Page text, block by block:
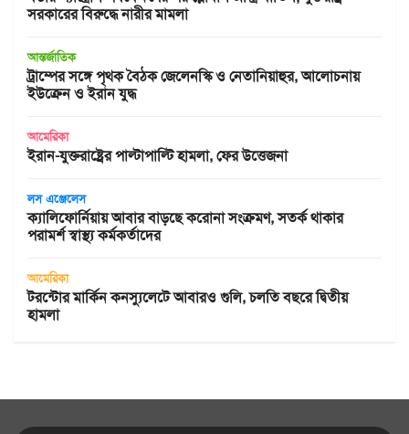
সরকারের বিরুদ্ধে নারীর মামলা
আন্তর্জাতিক
ট্রাম্পের সঙ্গে পৃথক বৈঠক জেলেনস্কি ও নেতানিয়াহুর, আলোচনায়
ইউক্রেন ও ইরান যুদ্ধ
আমেরিকা
ইরান-যুক্তরাষ্ট্রের পাল্টাপাল্টি হামলা, ফের উত্তেজনা
লস এঞ্জেলেস
ক্যালিফোর্নিয়ায় আবার বাড়ছে করোনা সংক্রমণ, সতর্ক থাকার
পরামর্শ স্বাস্থ্য কর্মকর্তাদের
আমেরিকা
টরন্টোর মার্কিন কনস্যুলেটে আবারও গুলি, চলতি বছরে দ্বিতীয়
হামলা